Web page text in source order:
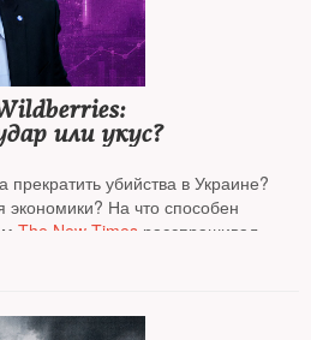
или укус?
прекратить убийства в Украине?
экономики? На что способен
The New Times расспрашивал
Университета в Чикаго